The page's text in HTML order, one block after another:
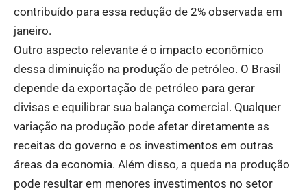
contribuído para essa redução de 2% observada em
janeiro.
Outro aspecto relevante é o impacto econômico
dessa diminuição na produção de petróleo. O Brasil
depende da exportação de petróleo para gerar
divisas e equilibrar sua balança comercial. Qualquer
variação na produção pode afetar diretamente as
receitas do governo e os investimentos em outras
áreas da economia. Além disso, a queda na produção
pode resultar em menores investimentos no setor